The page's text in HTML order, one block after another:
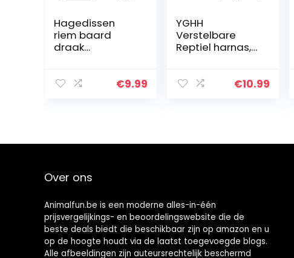
Hagedissen
riem baard
draak
dieren harnas 3
vleugel voor
grote reptielen
€9.99
YGHH
Verstelbare
Reptiel harnas,
Riem,
€10.99
Over ons
Animalfun.be is een moderne alles-in-één
prijsvergelijkings- en beoordelingswebsite die de
beste deals biedt die beschikbaar zijn op amazon en u
op de hoogte houdt via de laatst toegevoegde blogs.
Alle afbeeldingen zijn auteursrechtelijk beschermd